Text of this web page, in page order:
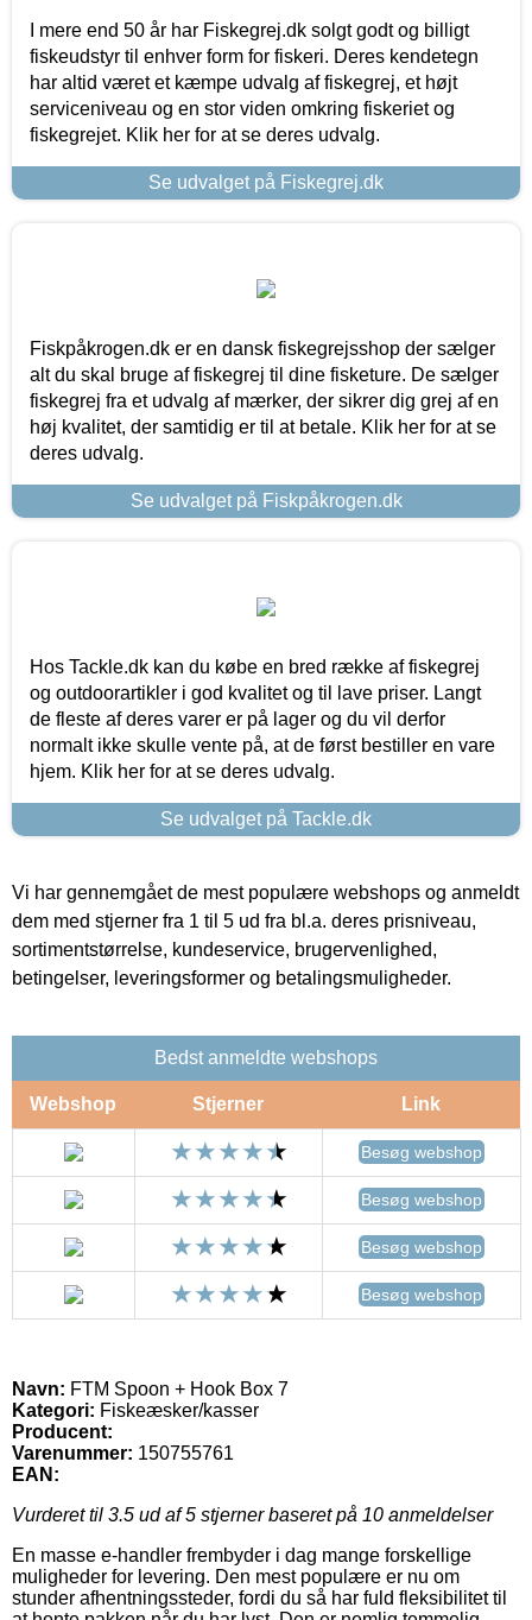
I mere end 50 år har Fiskegrej.dk solgt godt og billigt
fiskeudstyr til enhver form for fiskeri. Deres kendetegn
har altid været et kæmpe udvalg af fiskegrej, et højt
serviceniveau og en stor viden omkring fiskeriet og
fiskegrejet. Klik her for at se deres udvalg.
Se udvalget på Fiskegrej.dk
Fiskpåkrogen.dk er en dansk fiskegrejsshop der sælger
alt du skal bruge af fiskegrej til dine fisketure. De sælger
fiskegrej fra et udvalg af mærker, der sikrer dig grej af en
høj kvalitet, der samtidig er til at betale. Klik her for at se
deres udvalg.
Se udvalget på Fiskpåkrogen.dk
Hos Tackle.dk kan du købe en bred række af fiskegrej
og outdoorartikler i god kvalitet og til lave priser. Langt
de fleste af deres varer er på lager og du vil derfor
normalt ikke skulle vente på, at de først bestiller en vare
hjem. Klik her for at se deres udvalg.
Se udvalget på Tackle.dk
Vi har gennemgået de mest populære webshops og anmeldt
dem med stjerner fra 1 til 5 ud fra bl.a. deres prisniveau,
sortimentstørrelse, kundeservice, brugervenlighed,
betingelser, leveringsformer og betalingsmuligheder.
Bedst anmeldte webshops
Webshop Stjerner Link
Besøg webshop
Besøg webshop
Besøg webshop
Besøg webshop
Navn: FTM Spoon + Hook Box 7
Kategori: Fiskeæsker/kasser
Producent:
Varenummer: 150755761
EAN:
Vurderet til 3.5 ud af 5 stjerner baseret på 10 anmeldelser
En masse e-handler frembyder i dag mange forskellige
muligheder for levering. Den mest populære er nu om
stunder afhentningssteder, fordi du så har fuld fleksibilitet til